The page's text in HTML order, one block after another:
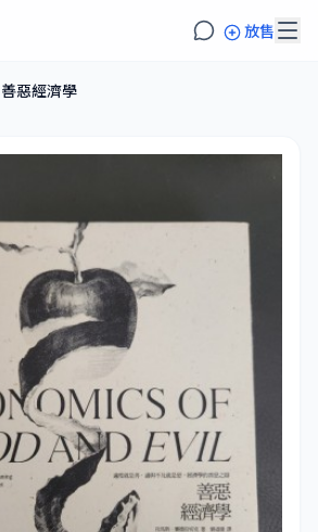
放售
善惡經濟學